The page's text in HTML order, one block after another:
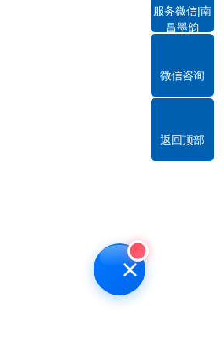
服务微信|南
昌墨韵
微信咨询
返回顶部